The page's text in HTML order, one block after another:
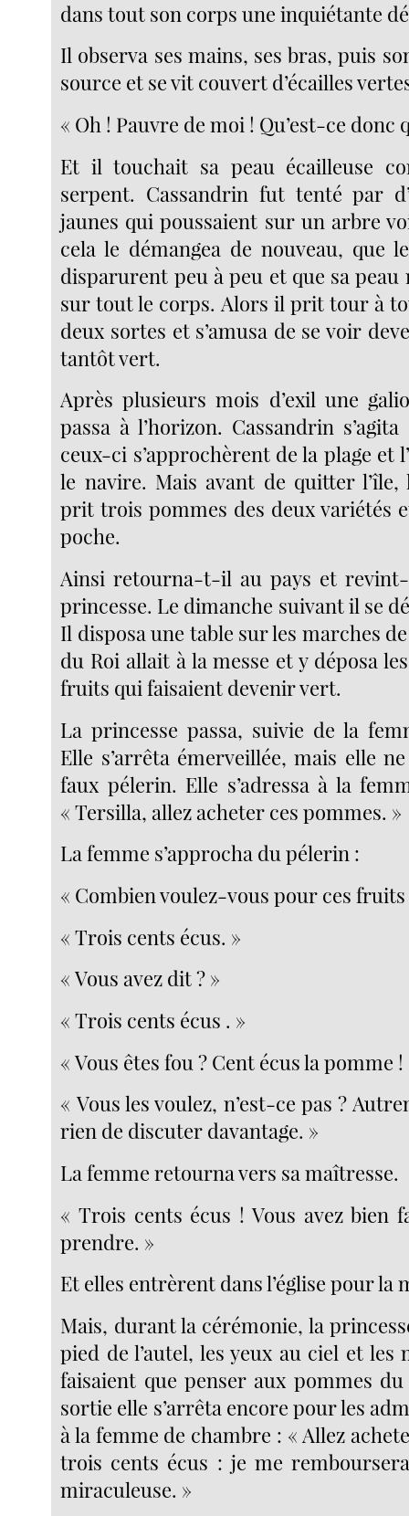
dans tout son corps une inquiétante
Il observa ses mains, ses bras, puis
source et se vit couvert d’écailles
« Oh ! Pauvre de moi ! Qu’est-ce donc
Et il touchait sa peau écailleuse
serpent. Cassandrin fut tenté par
jaunes qui poussaient sur un arbre
cela le démangea de nouveau, que
disparurent peu à peu et que sa
sur tout le corps. Alors il prit tour à
deux sortes et s’amusa de se voir
tantôt vert.
Après plusieurs mois d’exil une
passa à l’horizon. Cassandrin
ceux-ci s’approchèrent de la plage et
le navire. Mais avant de quitter l’île,
prit trois pommes des deux variétés
poche.
Ainsi retourna-t-il au pays et
princesse. Le dimanche suivant il se
Il disposa une table sur les marches
du Roi allait à la messe et y déposa
fruits qui faisaient devenir vert.
La princesse passa, suivie de la
Elle s’arrêta émerveillée, mais elle
faux pélerin. Elle s’adressa à la
« Tersilla, allez acheter ces pommes. »
La femme s’approcha du pélerin :
« Combien voulez-vous pour ces fruits
« Trois cents écus. »
« Vous avez dit ? »
« Trois cents écus . »
« Vous êtes fou ? Cent écus la pomme !
« Vous les voulez, n’est-ce pas ?
rien de discuter davantage. »
La femme retourna vers sa maîtresse.
« Trois cents écus ! Vous avez bien
prendre. »
Et elles entrèrent dans l’église pour la
Mais, durant la cérémonie, la
pied de l’autel, les yeux au ciel et les
faisaient que penser aux pommes
sortie elle s’arrêta encore pour les
à la femme de chambre : « Allez
trois cents écus : je me
miraculeuse. »